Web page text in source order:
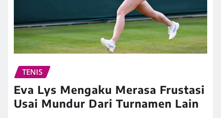
TENIS
Eva Lys Mengaku Merasa Frustasi
Usai Mundur Dari Turnamen Lain